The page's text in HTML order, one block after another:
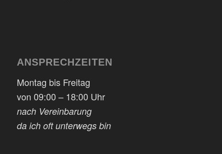
ANSPRECHZEITEN
Montag bis Freitag
von 09:00 – 18:00 Uhr
nach Vereinbarung